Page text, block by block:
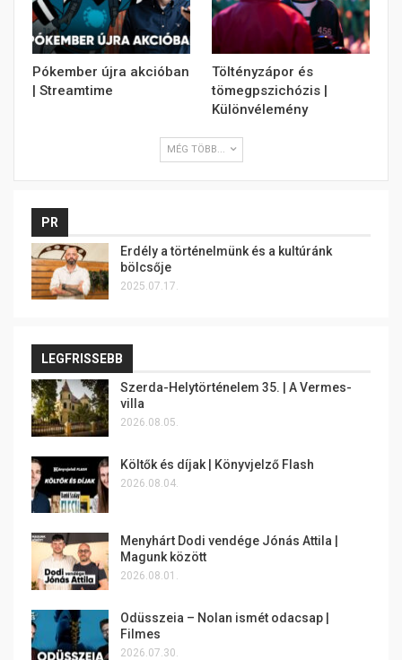
Pókember újra akcióban
| Streamtime
Töltényzápor és
tömegpszichózis |
Különvélemény
MÉG TÖBB...
PR
Erdély a történelmünk és a kultúránk
bölcsője
2025.07.17.
LEGFRISSEBB
Szerda-Helytörténelem 35. | A Vermes-
villa
2026.08.05.
Költők és díjak | Könyvjelző Flash
2026.08.04.
Menyhárt Dodi vendége Jónás Attila |
Magunk között
2026.08.01.
Odüsszeia – Nolan ismét odacsap |
Filmes
2026.07.30.